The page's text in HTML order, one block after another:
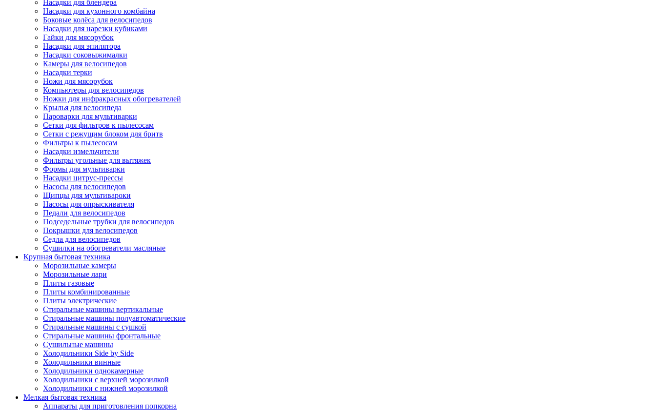
Насадки для блендера
Насадки для кухонного комбайна
Боковые колёса для велосипедов
Насадки для нарезки кубиками
Гайки для мясорубок
Насадки для эпилятора
Насадки соковыжималки
Камеры для велосипедов
Насадки терки
Ножи для мясорубок
Компьютеры для велосипедов
Ножки для инфракрасных обогревателей
Крылья для велосипеда
Пароварки для мультиварки
Сетки для фильтров к пылесосам
Сетки с режущим блоком для бритв
Фильтры к пылесосам
Насадки измельчители
Фильтры угольные для вытяжек
Формы для мультиварки
Насадки цитрус-прессы
Насосы для велосипедов
Щипцы для мультивароки
Насосы для опрыскивателя
Педали для велосипедов
Подседельные трубки для велосипедов
Покрышки для велосипедов
Седла для велосипедов
Сушилки на обогреватели масляные
Крупная бытовая техника
Морозильные камеры
Морозильные лари
Плиты газовые
Плиты комбинированные
Плиты электрические
Стиральные машины вертикальные
Стиральные машины полуавтоматические
Стиральные машины с сушкой
Стиральные машины фронтальные
Сушильные машины
Холодильники Side by Side
Холодильники винные
Холодильники однокамерные
Холодильники с верхней морозилкой
Холодильники с нижней морозилкой
Мелкая бытовая техника
Аппараты для приготовления попкорна